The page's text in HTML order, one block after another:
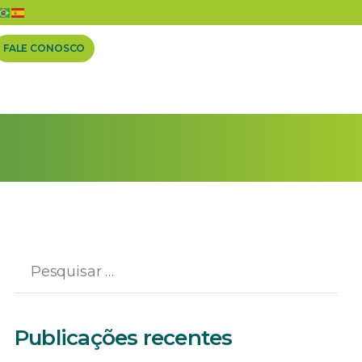
FALE CONOSCO
sexta (30)
Publicações recentes